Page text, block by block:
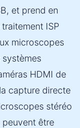
et prend en
ISP
microscopes
HDMI de
capture directe
stéréo
être